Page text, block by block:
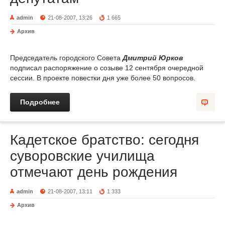
admin 21-08-2007, 13:26 1 665
Архив
Председатель городского СоветаДмитрий Юрков
подписал распоряжение о созыве 12 сентября очередной
сессии. В проекте повестки дня уже более 50 вопросов.
Подробнее
Кадетское братство: сегодня
суворовские училища
отмечают день рождения
admin 21-08-2007, 13:11 1 333
Архив